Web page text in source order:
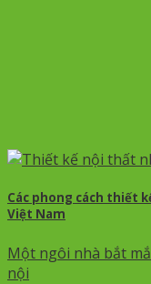
Các phong cách thiết
Việt Nam
Một ngôi nhà bắt
nội